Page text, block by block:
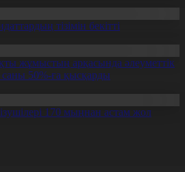
тізімін бекітті
жұмыстың арқасында әлеуметтік
50%-ға қысқарды
170 мыңнан астам жол